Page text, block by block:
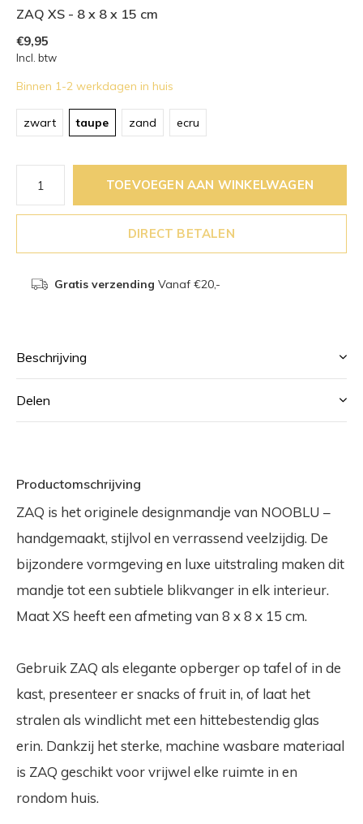
ZAQ XS - 8 x 8 x 15 cm
€9,95
Incl. btw
Binnen 1-2 werkdagen in huis
zwart taupe zand ecru
TOEVOEGEN AAN WINKELWAGEN
DIRECT BETALEN
Gratis verzending Vanaf €20,-
Beschrijving
Delen
Productomschrijving
ZAQ is het originele designmandje van NOOBLU –
handgemaakt, stijlvol en verrassend veelzijdig. De
bijzondere vormgeving en luxe uitstraling maken dit
mandje tot een subtiele blikvanger in elk interieur.
Maat XS heeft een afmeting van 8 x 8 x 15 cm.
Gebruik ZAQ als elegante opberger op tafel of in de
kast, presenteer er snacks of fruit in, of laat het
stralen als windlicht met een hittebestendig glas
erin. Dankzij het sterke, machine wasbare materiaal
is ZAQ geschikt voor vrijwel elke ruimte in en
rondom huis.